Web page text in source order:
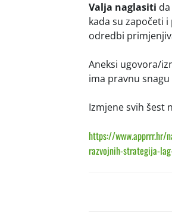
Valja naglasiti
kada su započeti
odredbi
Aneksi ugovora/
ima pravnu
Izmjene svih šest
https://www.apprrr.hr/
razvojnih-strategija-